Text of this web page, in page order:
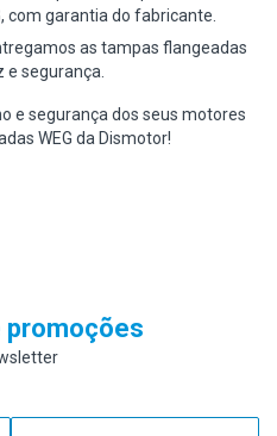
com garantia do fabricante.
as tampas flangeadas
segurança.
e segurança dos seus motores
WEG da Dismotor!
promoções